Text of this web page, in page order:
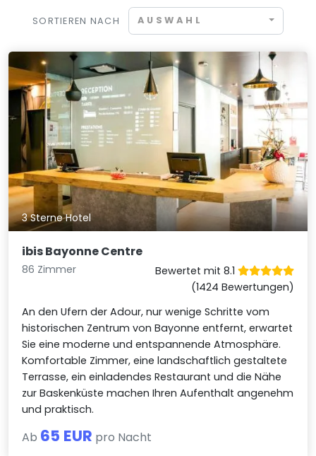
SORTIEREN NACH AUSWAHL
3 Sterne Hotel
ibis Bayonne Centre
86 Zimmer
Bewertet mit 8.1
(1424 Bewertungen)
An den Ufern der Adour, nur wenige Schritte vom
historischen Zentrum von Bayonne entfernt, erwartet
Sie eine moderne und entspannende Atmosphäre.
Komfortable Zimmer, eine landschaftlich gestaltete
Terrasse, ein einladendes Restaurant und die Nähe
zur Baskenküste machen Ihren Aufenthalt angenehm
und praktisch.
Ab 65 EUR pro Nacht